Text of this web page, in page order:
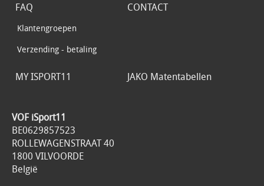
FAQ
Klantengroepen
Verzending - betaling
CONTACT
MY ISPORT11 JAKO Matentabellen
VOF iSport11
BE0629857523
ROLLEWAGENSTRAAT 40
1800 VILVOORDE
België